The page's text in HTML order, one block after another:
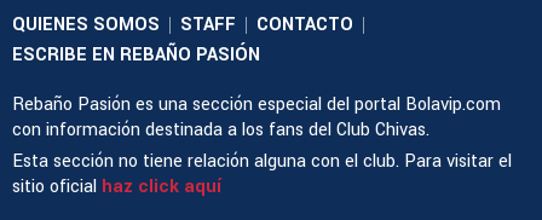
QUIENES SOMOS | STAFF | CONTACTO |
ESCRIBE EN REBAÑO PASIÓN
Rebaño Pasión es una sección especial del portal Bolavip.com
con información destinada a los fans del Club Chivas.
Esta sección no tiene relación alguna con el club. Para visitar el
sitio oficial haz click aquí